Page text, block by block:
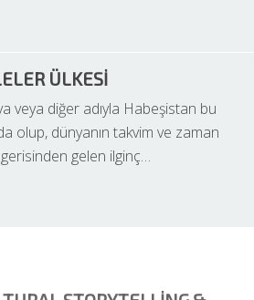
ÜLKESI
veya diğer adıyla Habeşistan bu
olup, dünyanın takvim ve zaman
gelen ilginç…